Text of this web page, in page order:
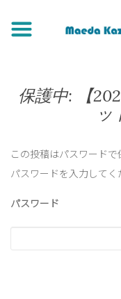
保護中: 【
ッ
この投稿はパスワード
パスワードを入力してく
パスワード